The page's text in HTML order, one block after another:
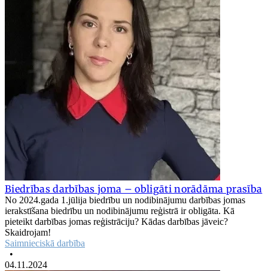
Biedrības darbības joma – obligāti norādāma prasība
No 2024.gada 1.jūlija biedrību un nodibinājumu darbības jomas
ierakstīšana biedrību un nodibinājumu reģistrā ir obligāta. Kā
pieteikt darbības jomas reģistrāciju? Kādas darbības jāveic?
Skaidrojam!
Saimnieciskā darbība
•
04.11.2024